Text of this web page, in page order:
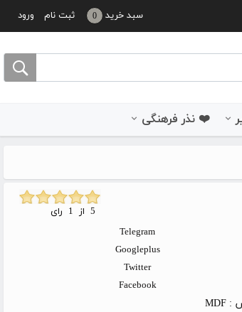
ورود ثبت نام سبد خرید 0
❤️ نذر فرهنگی
Telegram
Googleplus
Twitter
Facebook
:
MDF